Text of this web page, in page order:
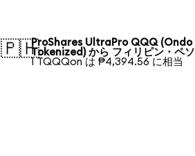
🇵🇭ProShares UltraPro QQQ (Ondo
Tokenized) から フィリピン・ペソ
1 TQQQon は ₱4,394.56 に相当